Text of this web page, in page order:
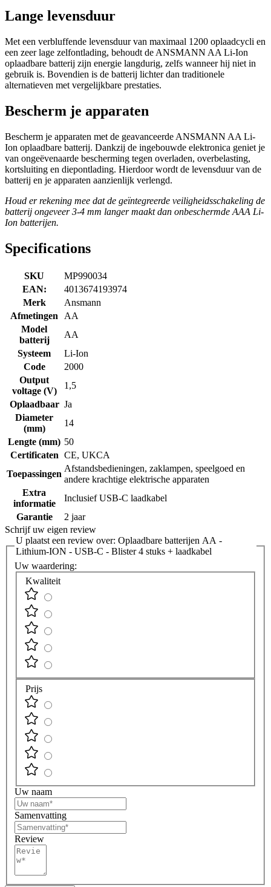
Lange levensduur
Met een verbluffende levensduur van maximaal 1200 oplaadcycli en
een zeer lage zelfontlading, behoudt de ANSMANN AA Li-Ion
oplaadbare batterij zijn energie langdurig, zelfs wanneer hij niet in
gebruik is. Bovendien is de batterij lichter dan traditionele
alternatieven met vergelijkbare prestaties.
Bescherm je apparaten
Bescherm je apparaten met de geavanceerde ANSMANN AA Li-
Ion oplaadbare batterij. Dankzij de ingebouwde elektronica geniet je
van ongeëvenaarde bescherming tegen overladen, overbelasting,
kortsluiting en diepontlading. Hierdoor wordt de levensduur van de
batterij en je apparaten aanzienlijk verlengd.
Houd er rekening mee dat de geïntegreerde veiligheidsschakeling de
batterij ongeveer 3-4 mm langer maakt dan onbeschermde AAA Li-
Ion batterijen.
Specifications
SKU
MP990034
EAN:
4013674193974
Merk
Ansmann
Afmetingen
AA
Model
batterij
AA
Systeem
Li-Ion
Code
2000
Output
voltage (V)
1,5
Oplaadbaar Ja
Diameter
(mm)
14
Lengte (mm) 50
Certificaten CE, UKCA
Toepassingen
Afstandsbedieningen, zaklampen, speelgoed en
andere krachtige elektrische apparaten
Extra
informatie
Inclusief USB-C laadkabel
Garantie
2 jaar
Schrijf uw eigen review
U plaatst een review over: Oplaadbare batterijen AA -
Lithium-ION - USB-C - Blister 4 stuks + laadkabel
Uw waardering:
Kwaliteit
Prijs
Uw naam
Samenvatting
Review